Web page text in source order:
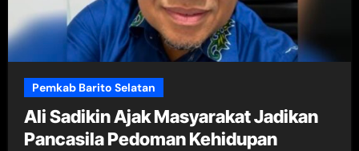
Pemkab Barito Selatan
Ali Sadikin Ajak Masyarakat Jadikan
Pancasila Pedoman Kehidupan